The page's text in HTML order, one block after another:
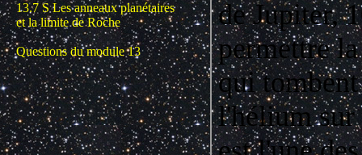
13.7 SLes anneaux planétaires
et la limite de Roche
Questions du module 13